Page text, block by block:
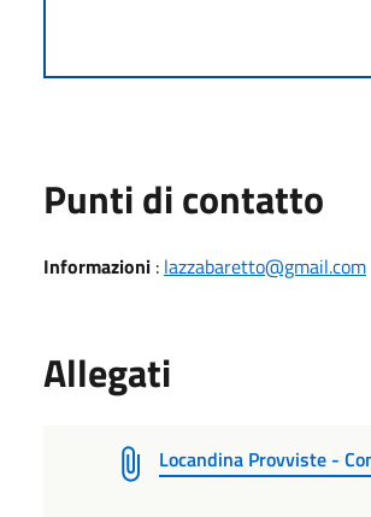
Punti di contatto
Informazioni : lazzabaretto@gmail.com
Allegati
Locandina Provviste -